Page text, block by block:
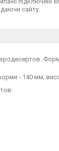
сайту.
- 140 мм;